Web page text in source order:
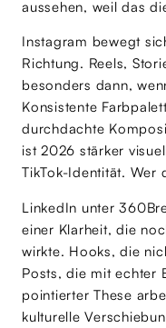
aussehen, weil das
Instagram bewegt
Richtung. Reels,
besonders dann,
Konsistente
durchdachte
ist 2026 stärker
TikTok-Identität. Wer
LinkedIn unter
einer Klarheit, die
wirkte. Hooks, die
Posts, die mit echter
pointierter These
kulturelle